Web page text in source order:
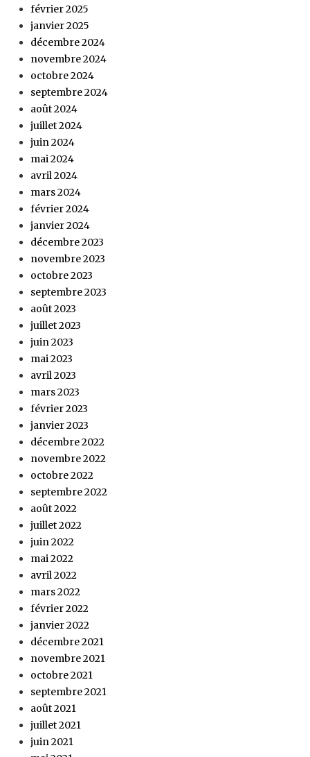
février 2025
janvier 2025
décembre 2024
novembre 2024
octobre 2024
septembre 2024
août 2024
juillet 2024
juin 2024
mai 2024
avril 2024
mars 2024
février 2024
janvier 2024
décembre 2023
novembre 2023
octobre 2023
septembre 2023
août 2023
juillet 2023
juin 2023
mai 2023
avril 2023
mars 2023
février 2023
janvier 2023
décembre 2022
novembre 2022
octobre 2022
septembre 2022
août 2022
juillet 2022
juin 2022
mai 2022
avril 2022
mars 2022
février 2022
janvier 2022
décembre 2021
novembre 2021
octobre 2021
septembre 2021
août 2021
juillet 2021
juin 2021